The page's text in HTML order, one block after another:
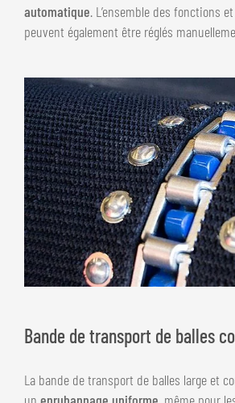
automatique. L’ensemble des fonctions
peuvent également être réglés
Bande de transport de balles
La bande de transport de balles large et